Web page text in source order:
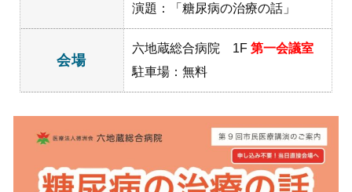
演題：「糖尿病の治療の話」
会場
六地蔵総合病院 1F 第一会議室
駐車場：無料